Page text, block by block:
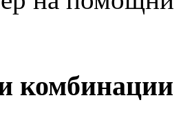
комбинации